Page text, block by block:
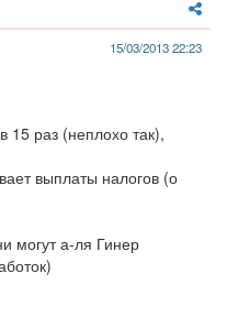
15/03/2013 22:23
15 раз (неплохо так),
выплаты налогов (о
могут а-ля Гинер